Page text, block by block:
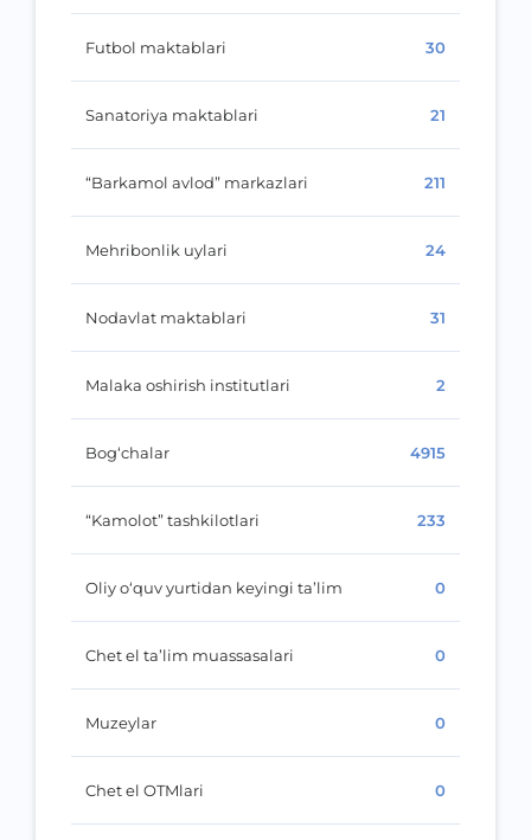
Futbol maktablari 30
Sanatoriya maktablari 21
“Barkamol avlod” markazlari 211
Mehribonlik uylari 24
Nodavlat maktablari 31
Malaka oshirish institutlari 2
Bog‘chalar 4915
“Kamolot” tashkilotlari 233
Oliy o‘quv yurtidan keyingi ta’lim 0
Chet el ta’lim muassasalari 0
Muzeylar 0
Chet el OTMlari 0